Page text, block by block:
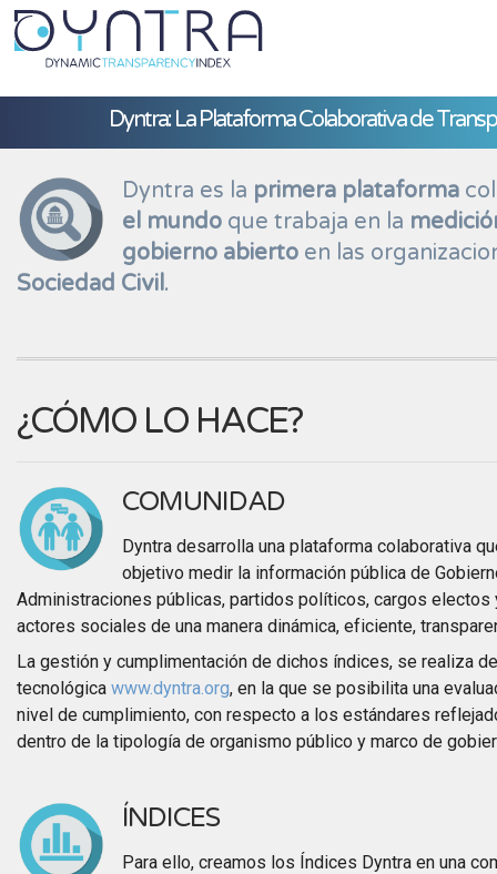
Dyntra: La Plataforma Colaborativa de
Dyntra es la primera plataforma
el mundo que trabaja en la
gobierno abierto en las
Sociedad Civil.
¿CÓMO LO HACE?
COMUNIDAD
Dyntra desarrolla una plataforma colaborativa
objetivo medir la información pública de
Administraciones públicas, partidos políticos, cargos
actores sociales de una manera dinámica, eficiente,
La gestión y cumplimentación de dichos índices, se realiza
tecnológica www.dyntra.org, en la que se posibilita una
nivel de cumplimiento, con respecto a los estándares
dentro de la tipología de organismo público y marco de
ÍNDICES
Para ello, creamos los Índices Dyntra en una